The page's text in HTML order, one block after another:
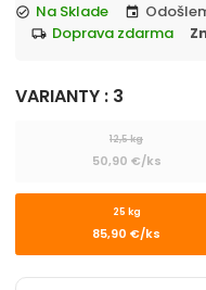
S citlivým trávením
Výhodné balenie
ARDEN GRANGE
check_circle Na Sklade event
local_shipping doprava zdarma
VARIANTY : 3
12,5 kg
50,90 €/ks
25 kg
85,90 €/ks